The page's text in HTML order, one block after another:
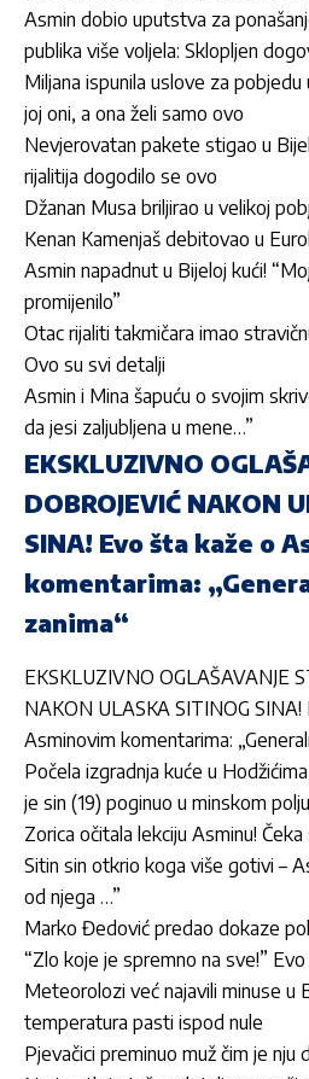
Asmin dobio uputstva za
publika više voljela: Sklopljen
Miljana ispunila uslove za pobjedu
joj oni, a ona želi samo ovo
Nevjerovatan pakete stigao u
rijalitija dogodilo se ovo
Džanan Musa briljirao u velikoj
Kenan Kamenjaš debitovao u
Asmin napadnut u Bijeloj kući!
promijenilo”
Otac rijaliti takmičara imao
Ovo su svi detalji
Asmin i Mina šapuću o svojim
da jesi zaljubljena u mene…”
EKSKLUZIVNO
DOBROJEVIĆ NAKON
SINA! Evo šta kaže o
komentarima:
zanima“
EKSKLUZIVNO OGLAŠAVANJE
NAKON ULASKA SITINOG SINA!
Asminovim komentarima:
Počela izgradnja kuće u
je sin (19) poginuo u minskom polju
Zorica očitala lekciju Asminu!
Sitin sin otkrio koga više gotivi –
od njega …”
Marko Đedović predao dokaze
“Zlo koje je spremno na sve!”
Meteorolozi već najavili minuse u
temperatura pasti ispod nule
Pjevačici preminuo muž čim je nju